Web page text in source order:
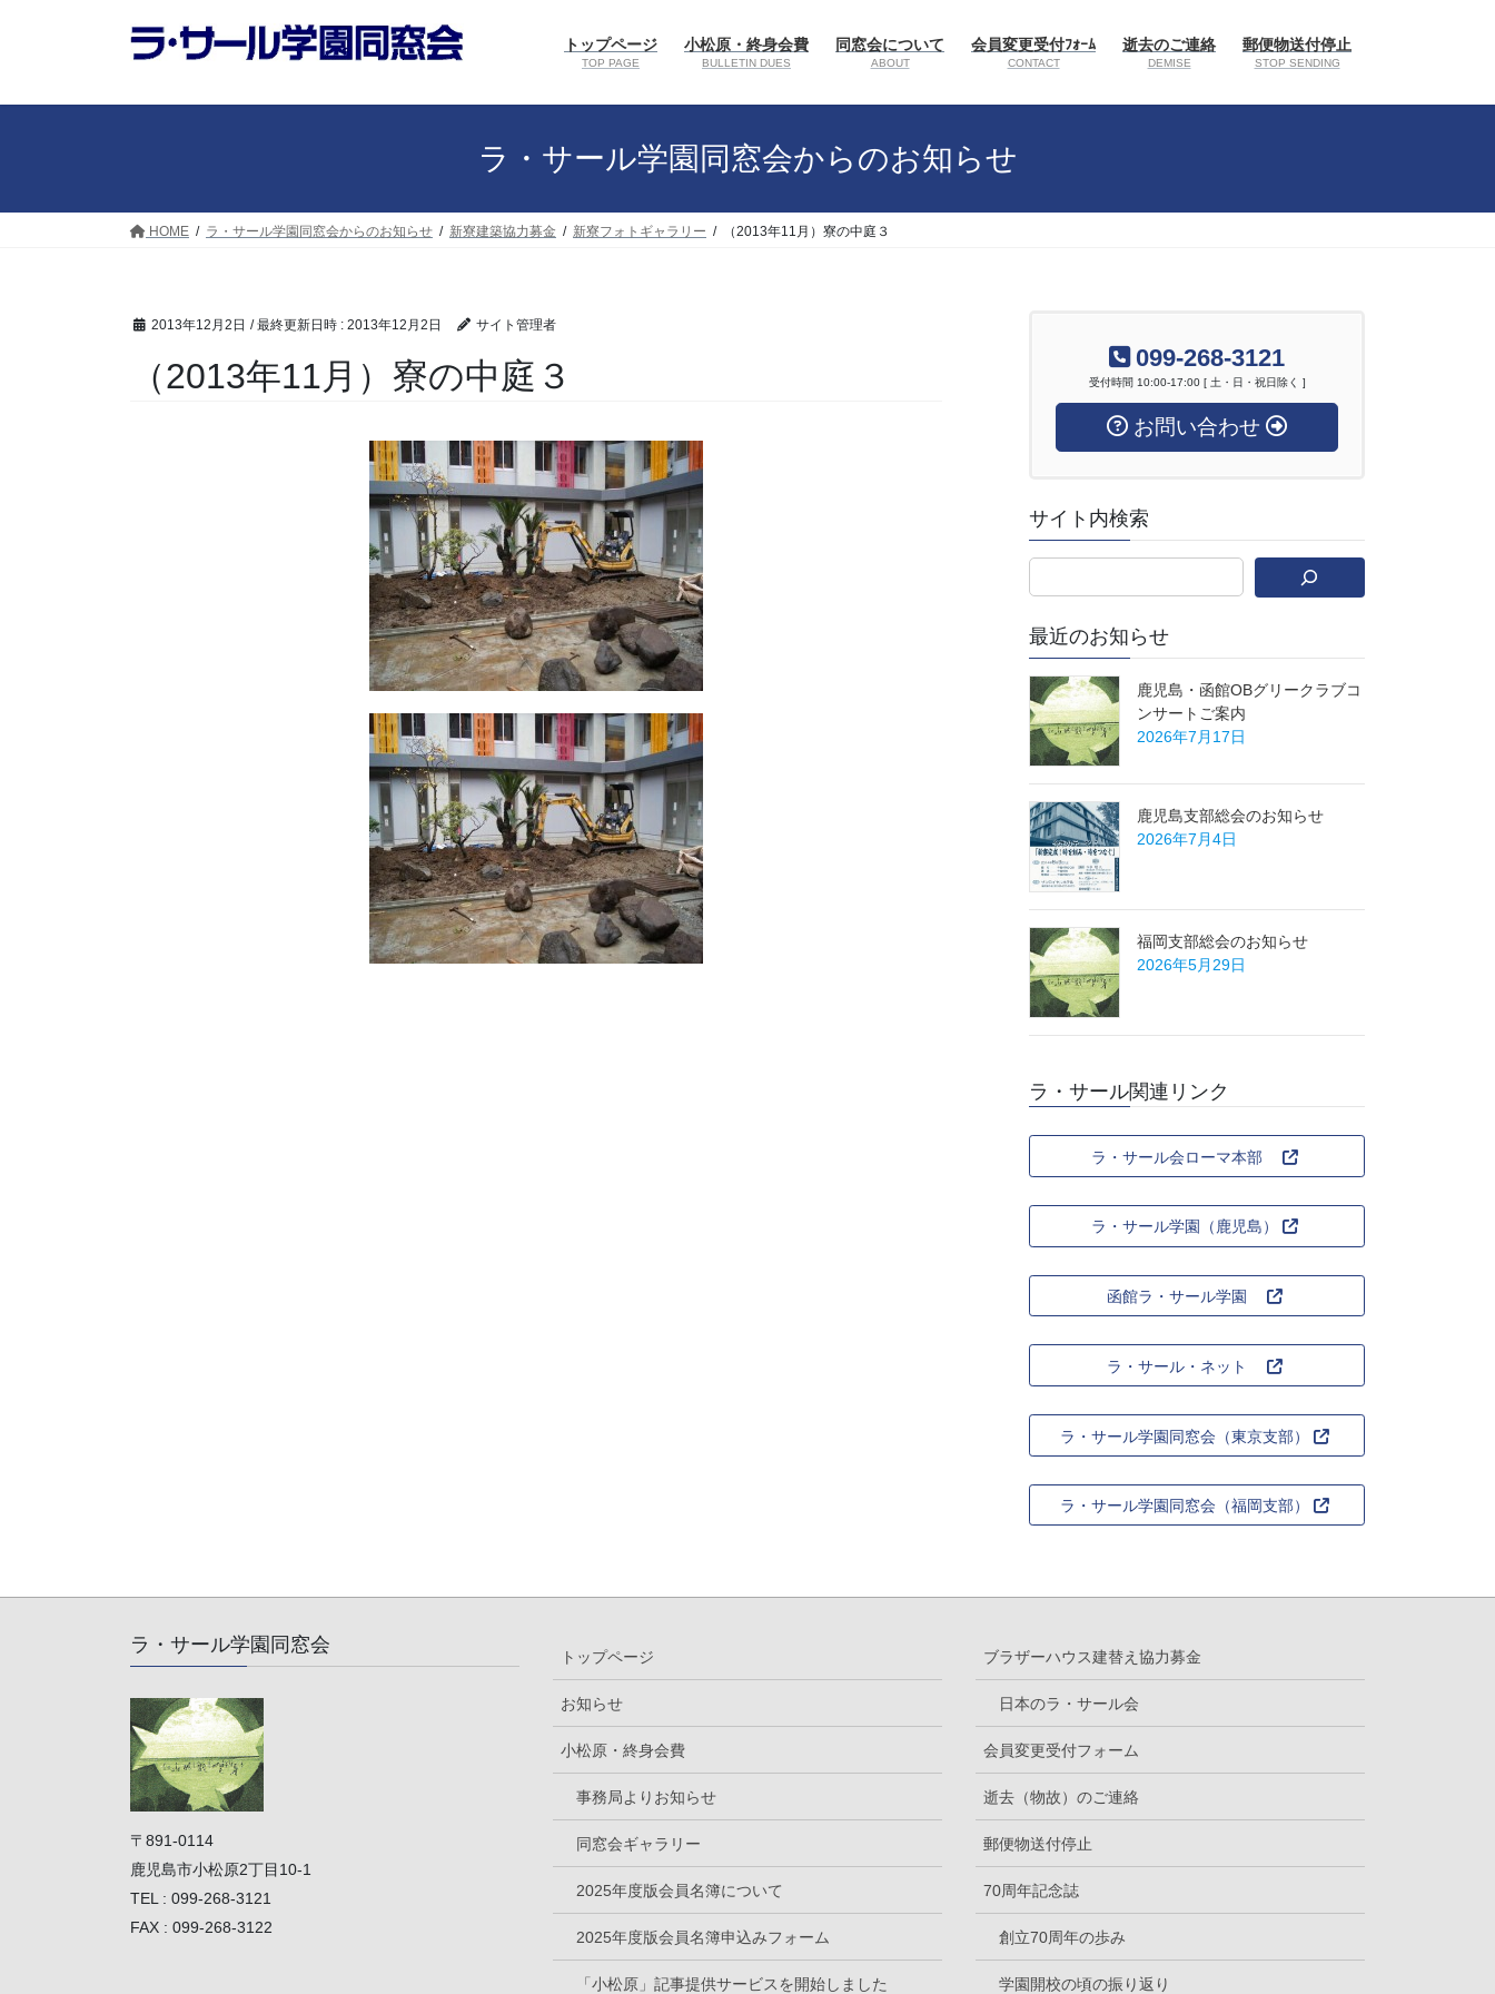
トップページ
TOP PAGE
小松原・終身会費
BULLETIN DUES
同窓会について
ABOUT
会員変更受付ﾌｫｰﾑ
CONTACT
逝去のご連絡
DEMISE
郵便物送付停止
STOP SENDING
ラ・サール学園同窓会からのお知らせ
HOME ラ・サール学園同窓会からのお知らせ 新寮建築協力募金 新寮フォトギャラリー （2013年11月）寮の中庭３
2013年12月2日 / 最終更新日時 : 2013年12月2日 サイト管理者
（2013年11月）寮の中庭３ 099-268-3121
受付時間 10:00-17:00 [ 土・日・祝日除く ]
お問い合わせ
サイト内検索
最近のお知らせ
鹿児島・函館OBグリークラブコ
ンサートご案内
2026年7月17日
鹿児島支部総会のお知らせ
2026年7月4日
福岡支部総会のお知らせ
2026年5月29日
ラ・サール関連リンク
ラ・サール会ローマ本部
ラ・サール学園（鹿児島）
函館ラ・サール学園
ラ・サール・ネット
ラ・サール学園同窓会（東京支部）
ラ・サール学園同窓会（福岡支部）
ラ・サール学園同窓会
〒891-0114
鹿児島市小松原2丁目10-1
TEL : 099-268-3121
FAX : 099-268-3122
トップページ
お知らせ
小松原・終身会費
事務局よりお知らせ
同窓会ギャラリー
2025年度版会員名簿について
2025年度版会員名簿申込みフォーム
「小松原」記事提供サービスを開始しました
ブラザーハウス建替え協力募金
日本のラ・サール会
会員変更受付フォーム
逝去（物故）のご連絡
郵便物送付停止
70周年記念誌
創立70周年の歩み
学園開校の頃の振り返り